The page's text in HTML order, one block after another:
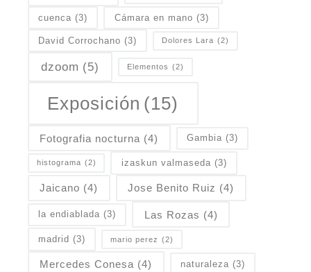
cuenca (3) Cámara en mano (3)
David Corrochano (3) Dolores Lara (2)
dzoom (5) Elementos (2)
Exposición (15)
Fotografia nocturna (4) Gambia (3)
histograma (2) izaskun valmaseda (3)
Jaicano (4) Jose Benito Ruiz (4)
la endiablada (3) Las Rozas (4)
madrid (3) mario perez (2)
Mercedes Conesa (4) naturaleza (3)